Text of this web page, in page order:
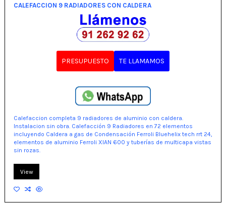
CALEFACCION 9 RADIADORES CON CALDERA
PRESUPUESTO TE LLAMAMOS
Calefaccion completa 9 radiadores de aluminio con caldera.
Instalacion sin obra. Calefacción 9 Radiadores en 72 elementos
incluyendo Caldera a gas de Condensación Ferroli Bluehelix tech rrt 24,
elementos de aluminio Ferroli XIAN 600 y tuberías de multicapa vistas
sin rozas.
View